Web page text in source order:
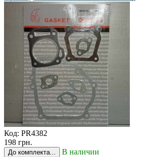
Код: PR4382
198 грн.
До комплекта... В наличии